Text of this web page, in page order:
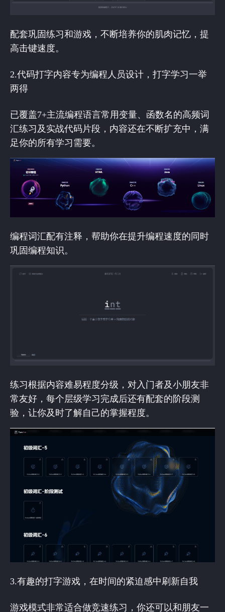
配套巩固练习和游戏，不断培养你的肌肉记忆，提
高击键速度。
2.代码打字内容专为编程人员设计，打字学习一举
两得
已覆盖7+主流编程语言常用变量、函数名的高频词
汇练习及实战代码片段，内容还在不断扩充中，满
足你的所有学习需要。
编程词汇配有注释，帮助你在提升编程速度的同时
巩固编程知识。
练习根据内容难易程度分级，对入门者及小朋友非
常友好，每个层级学习完成后还有配套的阶段测
验，让你及时了解自己的掌握程度。
3.有趣的打字游戏，在时间的紧迫感中刷新自我
游戏模式非常适合做竞速练习，你还可以和朋友一